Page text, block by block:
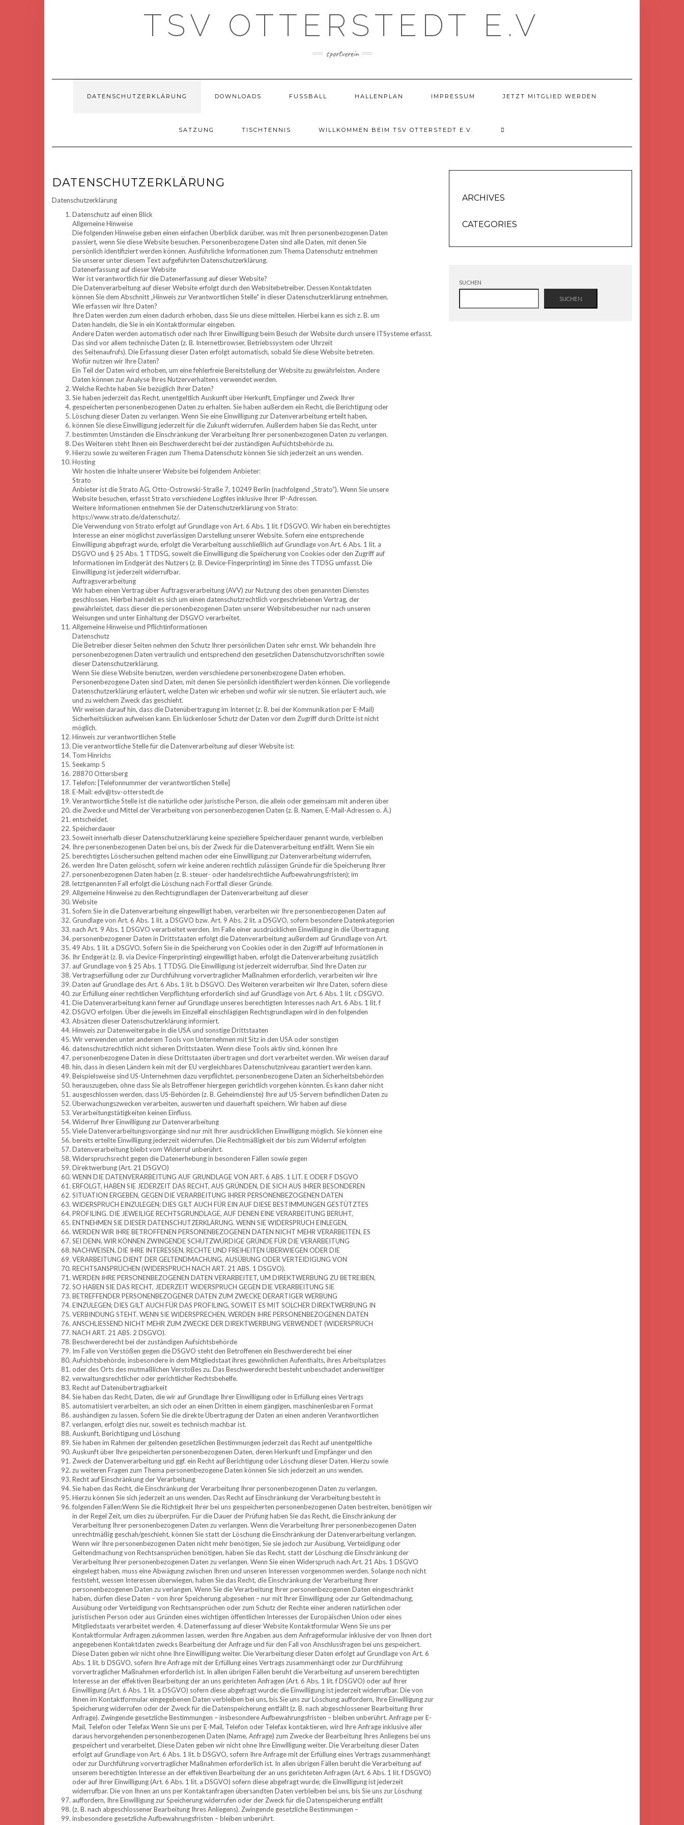
TSV OTTERSTEDT E.V
sportverein
DATENSCHUTZERKLÄRUNG DOWNLOADS FUSSBALL HALLENPLAN IMPRESSUM JETZT MITGLIED WERDEN
SATZUNG TISCHTENNIS WILLKOMMEN BEIM TSV OTTERSTEDT E.V.
DATENSCHUTZERKLÄRUNG
Datenschutzerklärung
Datenschutz auf einen Blick
Allgemeine Hinweise
Die folgenden Hinweise geben einen einfachen Überblick darüber, was mit Ihren personenbezogenen Daten
passiert, wenn Sie diese Website besuchen. Personenbezogene Daten sind alle Daten, mit denen Sie
persönlich identifiziert werden können. Ausführliche Informationen zum Thema Datenschutz entnehmen
Sie unserer unter diesem Text aufgeführten Datenschutzerklärung.
Datenerfassung auf dieser Website
Wer ist verantwortlich für die Datenerfassung auf dieser Website?
Die Datenverarbeitung auf dieser Website erfolgt durch den Websitebetreiber. Dessen Kontaktdaten
können Sie dem Abschnitt „Hinweis zur Verantwortlichen Stelle“ in dieser Datenschutzerklärung entnehmen.
Wie erfassen wir Ihre Daten?
Ihre Daten werden zum einen dadurch erhoben, dass Sie uns diese mitteilen. Hierbei kann es sich z. B. um
Daten handeln, die Sie in ein Kontaktformular eingeben.
Andere Daten werden automatisch oder nach Ihrer Einwilligung beim Besuch der Website durch unsere ITSysteme erfasst.
Das sind vor allem technische Daten (z. B. Internetbrowser, Betriebssystem oder Uhrzeit
des Seitenaufrufs). Die Erfassung dieser Daten erfolgt automatisch, sobald Sie diese Website betreten.
Wofür nutzen wir Ihre Daten?
Ein Teil der Daten wird erhoben, um eine fehlerfreie Bereitstellung der Website zu gewährleisten. Andere
Daten können zur Analyse Ihres Nutzerverhaltens verwendet werden.
Welche Rechte haben Sie bezüglich Ihrer Daten?
Sie haben jederzeit das Recht, unentgeltlich Auskunft über Herkunft, Empfänger und Zweck Ihrer
gespeicherten personenbezogenen Daten zu erhalten. Sie haben außerdem ein Recht, die Berichtigung oder
Löschung dieser Daten zu verlangen. Wenn Sie eine Einwilligung zur Datenverarbeitung erteilt haben,
können Sie diese Einwilligung jederzeit für die Zukunft widerrufen. Außerdem haben Sie das Recht, unter
bestimmten Umständen die Einschränkung der Verarbeitung Ihrer personenbezogenen Daten zu verlangen.
Des Weiteren steht Ihnen ein Beschwerderecht bei der zuständigen Aufsichtsbehörde zu.
Hierzu sowie zu weiteren Fragen zum Thema Datenschutz können Sie sich jederzeit an uns wenden.
Hosting
Wir hosten die Inhalte unserer Website bei folgendem Anbieter:
Strato
Anbieter ist die Strato AG, Otto-Ostrowski-Straße 7, 10249 Berlin (nachfolgend „Strato“). Wenn Sie unsere
Website besuchen, erfasst Strato verschiedene Logfiles inklusive Ihrer IP-Adressen.
Weitere Informationen entnehmen Sie der Datenschutzerklärung von Strato:
https://www.strato.de/datenschutz/.
Die Verwendung von Strato erfolgt auf Grundlage von Art. 6 Abs. 1 lit. f DSGVO. Wir haben ein berechtigtes
Interesse an einer möglichst zuverlässigen Darstellung unserer Website. Sofern eine entsprechende
Einwilligung abgefragt wurde, erfolgt die Verarbeitung ausschließlich auf Grundlage von Art. 6 Abs. 1 lit. a
DSGVO und § 25 Abs. 1 TTDSG, soweit die Einwilligung die Speicherung von Cookies oder den Zugriff auf
Informationen im Endgerät des Nutzers (z. B. Device-Fingerprinting) im Sinne des TTDSG umfasst. Die
Einwilligung ist jederzeit widerrufbar.
Auftragsverarbeitung
Wir haben einen Vertrag über Auftragsverarbeitung (AVV) zur Nutzung des oben genannten Dienstes
geschlossen. Hierbei handelt es sich um einen datenschutzrechtlich vorgeschriebenen Vertrag, der
gewährleistet, dass dieser die personenbezogenen Daten unserer Websitebesucher nur nach unseren
Weisungen und unter Einhaltung der DSGVO verarbeitet.
Allgemeine Hinweise und Pflichtinformationen
Datenschutz
Die Betreiber dieser Seiten nehmen den Schutz Ihrer persönlichen Daten sehr ernst. Wir behandeln Ihre
personenbezogenen Daten vertraulich und entsprechend den gesetzlichen Datenschutzvorschriften sowie
dieser Datenschutzerklärung.
Wenn Sie diese Website benutzen, werden verschiedene personenbezogene Daten erhoben.
Personenbezogene Daten sind Daten, mit denen Sie persönlich identifiziert werden können. Die vorliegende
Datenschutzerklärung erläutert, welche Daten wir erheben und wofür wir sie nutzen. Sie erläutert auch, wie
und zu welchem Zweck das geschieht.
Wir weisen darauf hin, dass die Datenübertragung im Internet (z. B. bei der Kommunikation per E-Mail)
Sicherheitslücken aufweisen kann. Ein lückenloser Schutz der Daten vor dem Zugriff durch Dritte ist nicht
möglich.
Hinweis zur verantwortlichen Stelle
Die verantwortliche Stelle für die Datenverarbeitung auf dieser Website ist:
Tom Hinrichs
Seekamp 5
28870 Ottersberg
Telefon: [Telefonnummer der verantwortlichen Stelle]
E-Mail: edv@tsv-otterstedt.de
Verantwortliche Stelle ist die natürliche oder juristische Person, die allein oder gemeinsam mit anderen über
die Zwecke und Mittel der Verarbeitung von personenbezogenen Daten (z. B. Namen, E-Mail-Adressen o. Ä.)
entscheidet.
Speicherdauer
Soweit innerhalb dieser Datenschutzerklärung keine speziellere Speicherdauer genannt wurde, verbleiben
Ihre personenbezogenen Daten bei uns, bis der Zweck für die Datenverarbeitung entfällt. Wenn Sie ein
berechtigtes Löschersuchen geltend machen oder eine Einwilligung zur Datenverarbeitung widerrufen,
werden Ihre Daten gelöscht, sofern wir keine anderen rechtlich zulässigen Gründe für die Speicherung Ihrer
personenbezogenen Daten haben (z. B. steuer- oder handelsrechtliche Aufbewahrungsfristen); im
letztgenannten Fall erfolgt die Löschung nach Fortfall dieser Gründe.
Allgemeine Hinweise zu den Rechtsgrundlagen der Datenverarbeitung auf dieser
Website
Sofern Sie in die Datenverarbeitung eingewilligt haben, verarbeiten wir Ihre personenbezogenen Daten auf
Grundlage von Art. 6 Abs. 1 lit. a DSGVO bzw. Art. 9 Abs. 2 lit. a DSGVO, sofern besondere Datenkategorien
nach Art. 9 Abs. 1 DSGVO verarbeitet werden. Im Falle einer ausdrücklichen Einwilligung in die Übertragung
personenbezogener Daten in Drittstaaten erfolgt die Datenverarbeitung außerdem auf Grundlage von Art.
49 Abs. 1 lit. a DSGVO. Sofern Sie in die Speicherung von Cookies oder in den Zugriff auf Informationen in
Ihr Endgerät (z. B. via Device-Fingerprinting) eingewilligt haben, erfolgt die Datenverarbeitung zusätzlich
auf Grundlage von § 25 Abs. 1 TTDSG. Die Einwilligung ist jederzeit widerrufbar. Sind Ihre Daten zur
Vertragserfüllung oder zur Durchführung vorvertraglicher Maßnahmen erforderlich, verarbeiten wir Ihre
Daten auf Grundlage des Art. 6 Abs. 1 lit. b DSGVO. Des Weiteren verarbeiten wir Ihre Daten, sofern diese
zur Erfüllung einer rechtlichen Verpflichtung erforderlich sind auf Grundlage von Art. 6 Abs. 1 lit. c DSGVO.
Die Datenverarbeitung kann ferner auf Grundlage unseres berechtigten Interesses nach Art. 6 Abs. 1 lit. f
DSGVO erfolgen. Über die jeweils im Einzelfall einschlägigen Rechtsgrundlagen wird in den folgenden
Absätzen dieser Datenschutzerklärung informiert.
Hinweis zur Datenweitergabe in die USA und sonstige Drittstaaten
Wir verwenden unter anderem Tools von Unternehmen mit Sitz in den USA oder sonstigen
datenschutzrechtlich nicht sicheren Drittstaaten. Wenn diese Tools aktiv sind, können Ihre
personenbezogene Daten in diese Drittstaaten übertragen und dort verarbeitet werden. Wir weisen darauf
hin, dass in diesen Ländern kein mit der EU vergleichbares Datenschutzniveau garantiert werden kann.
Beispielsweise sind US-Unternehmen dazu verpflichtet, personenbezogene Daten an Sicherheitsbehörden
herauszugeben, ohne dass Sie als Betroffener hiergegen gerichtlich vorgehen könnten. Es kann daher nicht
ausgeschlossen werden, dass US-Behörden (z. B. Geheimdienste) Ihre auf US-Servern befindlichen Daten zu
Überwachungszwecken verarbeiten, auswerten und dauerhaft speichern. Wir haben auf diese
Verarbeitungstätigkeiten keinen Einfluss.
Widerruf Ihrer Einwilligung zur Datenverarbeitung
Viele Datenverarbeitungsvorgänge sind nur mit Ihrer ausdrücklichen Einwilligung möglich. Sie können eine
bereits erteilte Einwilligung jederzeit widerrufen. Die Rechtmäßigkeit der bis zum Widerruf erfolgten
Datenverarbeitung bleibt vom Widerruf unberührt.
Widerspruchsrecht gegen die Datenerhebung in besonderen Fällen sowie gegen
Direktwerbung (Art. 21 DSGVO)
WENN DIE DATENVERARBEITUNG AUF GRUNDLAGE VON ART. 6 ABS. 1 LIT. E ODER F DSGVO
ERFOLGT, HABEN SIE JEDERZEIT DAS RECHT, AUS GRÜNDEN, DIE SICH AUS IHRER BESONDEREN
SITUATION ERGEBEN, GEGEN DIE VERARBEITUNG IHRER PERSONENBEZOGENEN DATEN
WIDERSPRUCH EINZULEGEN; DIES GILT AUCH FÜR EIN AUF DIESE BESTIMMUNGEN GESTÜTZTES
PROFILING. DIE JEWEILIGE RECHTSGRUNDLAGE, AUF DENEN EINE VERARBEITUNG BERUHT,
ENTNEHMEN SIE DIESER DATENSCHUTZERKLÄRUNG. WENN SIE WIDERSPRUCH EINLEGEN,
WERDEN WIR IHRE BETROFFENEN PERSONENBEZOGENEN DATEN NICHT MEHR VERARBEITEN, ES
SEI DENN, WIR KÖNNEN ZWINGENDE SCHUTZWÜRDIGE GRÜNDE FÜR DIE VERARBEITUNG
NACHWEISEN, DIE IHRE INTERESSEN, RECHTE UND FREIHEITEN ÜBERWIEGEN ODER DIE
VERARBEITUNG DIENT DER GELTENDMACHUNG, AUSÜBUNG ODER VERTEIDIGUNG VON
RECHTSANSPRÜCHEN (WIDERSPRUCH NACH ART. 21 ABS. 1 DSGVO).
WERDEN IHRE PERSONENBEZOGENEN DATEN VERARBEITET, UM DIREKTWERBUNG ZU BETREIBEN,
SO HABEN SIE DAS RECHT, JEDERZEIT WIDERSPRUCH GEGEN DIE VERARBEITUNG SIE
BETREFFENDER PERSONENBEZOGENER DATEN ZUM ZWECKE DERARTIGER WERBUNG
EINZULEGEN; DIES GILT AUCH FÜR DAS PROFILING, SOWEIT ES MIT SOLCHER DIREKTWERBUNG IN
VERBINDUNG STEHT. WENN SIE WIDERSPRECHEN, WERDEN IHRE PERSONENBEZOGENEN DATEN
ANSCHLIESSEND NICHT MEHR ZUM ZWECKE DER DIREKTWERBUNG VERWENDET (WIDERSPRUCH
NACH ART. 21 ABS. 2 DSGVO).
Beschwerderecht bei der zuständigen Aufsichtsbehörde
Im Falle von Verstößen gegen die DSGVO steht den Betroffenen ein Beschwerderecht bei einer
Aufsichtsbehörde, insbesondere in dem Mitgliedstaat ihres gewöhnlichen Aufenthalts, ihres Arbeitsplatzes
oder des Orts des mutmaßlichen Verstoßes zu. Das Beschwerderecht besteht unbeschadet anderweitiger
verwaltungsrechtlicher oder gerichtlicher Rechtsbehelfe.
Recht auf Datenübertragbarkeit
Sie haben das Recht, Daten, die wir auf Grundlage Ihrer Einwilligung oder in Erfüllung eines Vertrags
automatisiert verarbeiten, an sich oder an einen Dritten in einem gängigen, maschinenlesbaren Format
aushändigen zu lassen. Sofern Sie die direkte Übertragung der Daten an einen anderen Verantwortlichen
verlangen, erfolgt dies nur, soweit es technisch machbar ist.
Auskunft, Berichtigung und Löschung
Sie haben im Rahmen der geltenden gesetzlichen Bestimmungen jederzeit das Recht auf unentgeltliche
Auskunft über Ihre gespeicherten personenbezogenen Daten, deren Herkunft und Empfänger und den
Zweck der Datenverarbeitung und ggf. ein Recht auf Berichtigung oder Löschung dieser Daten. Hierzu sowie
zu weiteren Fragen zum Thema personenbezogene Daten können Sie sich jederzeit an uns wenden.
Recht auf Einschränkung der Verarbeitung
Sie haben das Recht, die Einschränkung der Verarbeitung Ihrer personenbezogenen Daten zu verlangen.
Hierzu können Sie sich jederzeit an uns wenden. Das Recht auf Einschränkung der Verarbeitung besteht in
folgenden Fällen:Wenn Sie die Richtigkeit Ihrer bei uns gespeicherten personenbezogenen Daten bestreiten, benötigen wir
in der Regel Zeit, um dies zu überprüfen. Für die Dauer der Prüfung haben Sie das Recht, die Einschränkung der
Verarbeitung Ihrer personenbezogenen Daten zu verlangen. Wenn die Verarbeitung Ihrer personenbezogenen Daten
unrechtmäßig geschah/geschieht, können Sie statt der Löschung die Einschränkung der Datenverarbeitung verlangen.
Wenn wir Ihre personenbezogenen Daten nicht mehr benötigen, Sie sie jedoch zur Ausübung, Verteidigung oder
Geltendmachung von Rechtsansprüchen benötigen, haben Sie das Recht, statt der Löschung die Einschränkung der
Verarbeitung Ihrer personenbezogenen Daten zu verlangen. Wenn Sie einen Widerspruch nach Art. 21 Abs. 1 DSGVO
eingelegt haben, muss eine Abwägung zwischen Ihren und unseren Interessen vorgenommen werden. Solange noch nicht
feststeht, wessen Interessen überwiegen, haben Sie das Recht, die Einschränkung der Verarbeitung Ihrer
personenbezogenen Daten zu verlangen. Wenn Sie die Verarbeitung Ihrer personenbezogenen Daten eingeschränkt
haben, dürfen diese Daten – von ihrer Speicherung abgesehen – nur mit Ihrer Einwilligung oder zur Geltendmachung,
Ausübung oder Verteidigung von Rechtsansprüchen oder zum Schutz der Rechte einer anderen natürlichen oder
juristischen Person oder aus Gründen eines wichtigen öffentlichen Interesses der Europäischen Union oder eines
Mitgliedstaats verarbeitet werden. 4. Datenerfassung auf dieser Website Kontaktformular Wenn Sie uns per
Kontaktformular Anfragen zukommen lassen, werden Ihre Angaben aus dem Anfrageformular inklusive der von Ihnen dort
angegebenen Kontaktdaten zwecks Bearbeitung der Anfrage und für den Fall von Anschlussfragen bei uns gespeichert.
Diese Daten geben wir nicht ohne Ihre Einwilligung weiter. Die Verarbeitung dieser Daten erfolgt auf Grundlage von Art. 6
Abs. 1 lit. b DSGVO, sofern Ihre Anfrage mit der Erfüllung eines Vertrags zusammenhängt oder zur Durchführung
vorvertraglicher Maßnahmen erforderlich ist. In allen übrigen Fällen beruht die Verarbeitung auf unserem berechtigten
Interesse an der effektiven Bearbeitung der an uns gerichteten Anfragen (Art. 6 Abs. 1 lit. f DSGVO) oder auf Ihrer
Einwilligung (Art. 6 Abs. 1 lit. a DSGVO) sofern diese abgefragt wurde; die Einwilligung ist jederzeit widerrufbar. Die von
Ihnen im Kontaktformular eingegebenen Daten verbleiben bei uns, bis Sie uns zur Löschung auffordern, Ihre Einwilligung zur
Speicherung widerrufen oder der Zweck für die Datenspeicherung entfällt (z. B. nach abgeschlossener Bearbeitung Ihrer
Anfrage). Zwingende gesetzliche Bestimmungen – insbesondere Aufbewahrungsfristen – bleiben unberührt. Anfrage per E-
Mail, Telefon oder Telefax Wenn Sie uns per E-Mail, Telefon oder Telefax kontaktieren, wird Ihre Anfrage inklusive aller
daraus hervorgehenden personenbezogenen Daten (Name, Anfrage) zum Zwecke der Bearbeitung Ihres Anliegens bei uns
gespeichert und verarbeitet. Diese Daten geben wir nicht ohne Ihre Einwilligung weiter. Die Verarbeitung dieser Daten
erfolgt auf Grundlage von Art. 6 Abs. 1 lit. b DSGVO, sofern Ihre Anfrage mit der Erfüllung eines Vertrags zusammenhängt
oder zur Durchführung vorvertraglicher Maßnahmen erforderlich ist. In allen übrigen Fällen beruht die Verarbeitung auf
unserem berechtigten Interesse an der effektiven Bearbeitung der an uns gerichteten Anfragen (Art. 6 Abs. 1 lit. f DSGVO)
oder auf Ihrer Einwilligung (Art. 6 Abs. 1 lit. a DSGVO) sofern diese abgefragt wurde; die Einwilligung ist jederzeit
widerrufbar. Die von Ihnen an uns per Kontaktanfragen übersandten Daten verbleiben bei uns, bis Sie uns zur Löschung
auffordern, Ihre Einwilligung zur Speicherung widerrufen oder der Zweck für die Datenspeicherung entfällt
(z. B. nach abgeschlossener Bearbeitung Ihres Anliegens). Zwingende gesetzliche Bestimmungen –
insbesondere gesetzliche Aufbewahrungsfristen – bleiben unberührt.
ARCHIVES
CATEGORIES
SUCHEN
SUCHEN